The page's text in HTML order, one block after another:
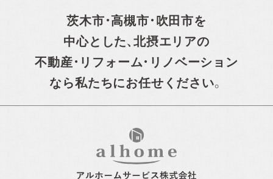
茨木市・高槻市・吹田市を
中心とした、 北摂エリアの
不動産・リフォーム・リノベーション
なら私たちにお任せください。